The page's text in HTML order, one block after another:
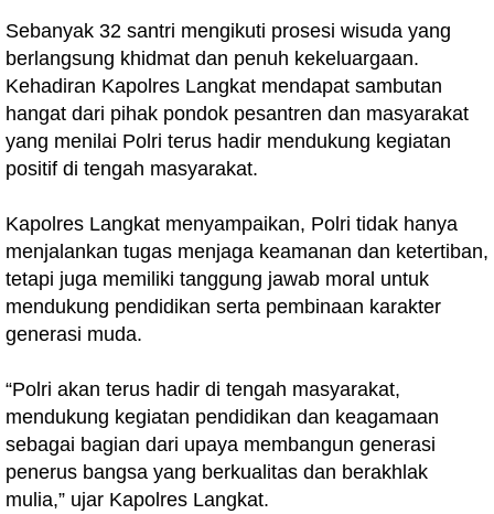
Sebanyak 32 santri mengikuti prosesi wisuda yang
berlangsung khidmat dan penuh kekeluargaan.
Kehadiran Kapolres Langkat mendapat sambutan
hangat dari pihak pondok pesantren dan masyarakat
yang menilai Polri terus hadir mendukung kegiatan
positif di tengah masyarakat.
Kapolres Langkat menyampaikan, Polri tidak hanya
menjalankan tugas menjaga keamanan dan ketertiban,
tetapi juga memiliki tanggung jawab moral untuk
mendukung pendidikan serta pembinaan karakter
generasi muda.
“Polri akan terus hadir di tengah masyarakat,
mendukung kegiatan pendidikan dan keagamaan
sebagai bagian dari upaya membangun generasi
penerus bangsa yang berkualitas dan berakhlak
mulia,” ujar Kapolres Langkat.